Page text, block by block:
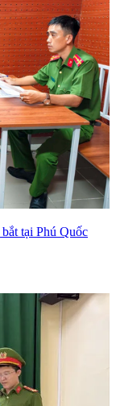
tại Phú Quốc